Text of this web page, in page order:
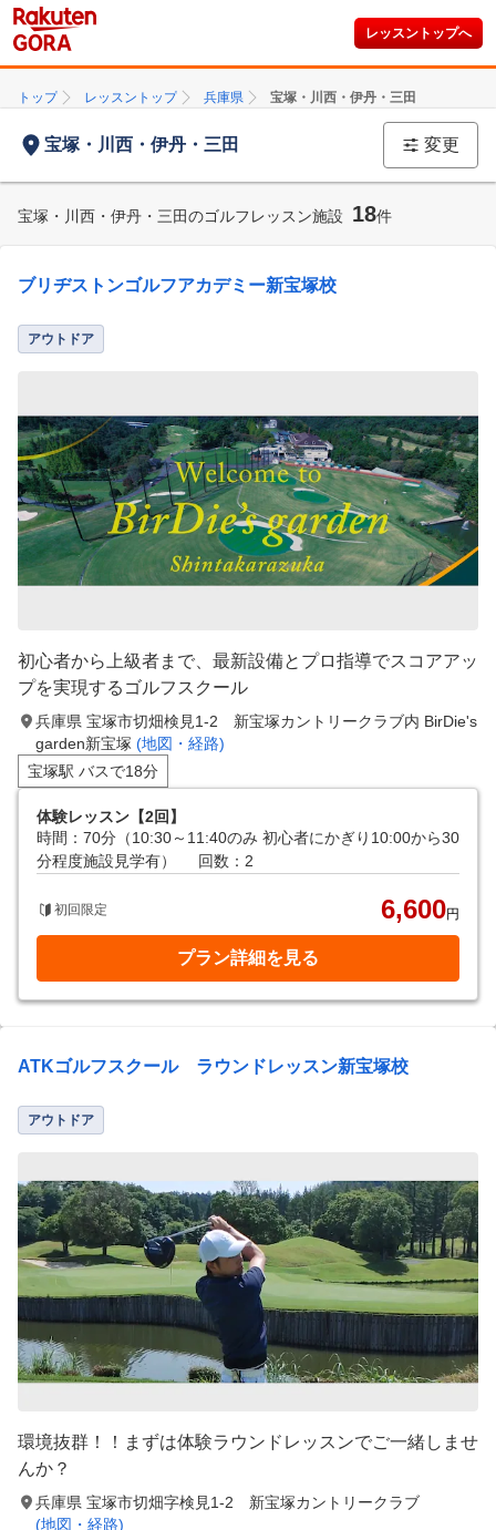
レッスントップへ
トップ レッスントップ 兵庫県 宝塚・川西・伊丹・三田
宝塚・川西・伊丹・三田 変更
宝塚・川西・伊丹・三田のゴルフレッスン施設 18件
ブリヂストンゴルフアカデミー新宝塚校
アウトドア
初心者から上級者まで、最新設備とプロ指導でスコアアッ
プを実現するゴルフスクール
兵庫県 宝塚市切畑検見1-2 新宝塚カントリークラブ内 BirDie's
garden新宝塚 (地図・経路)
宝塚駅 バスで18分
体験レッスン【2回】
時間：70分（10:30～11:40のみ 初心者にかぎり10:00から30
分程度施設見学有）
回数：2
初回限定 6,600円
プラン詳細を見る
ATKゴルフスクール ラウンドレッスン新宝塚校
アウトドア
環境抜群！！まずは体験ラウンドレッスンでご一緒しませ
んか？
兵庫県 宝塚市切畑字検見1-2 新宝塚カントリークラブ
(地図・経路)